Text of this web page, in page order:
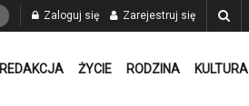
Zaloguj się Zarejestruj się
REDAKCJA ŻYCIE RODZINA KULTURA